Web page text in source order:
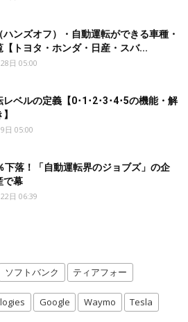
ハンズオフ）・自動運転ができる車種・
【トヨタ・ホンダ・日産・スバ...
日 05:00
レベルの定義【0･1･2･3･4･5の機能・解
日 05:00
下落！「自動運転界のジョブズ」の企
で幕
日 06:39
ソフトバンク ティアフォー
Google Waymo Tesla